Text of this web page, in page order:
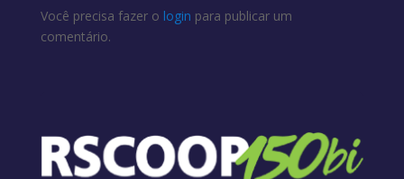
Você precisa fazer o login para publicar um
comentário.